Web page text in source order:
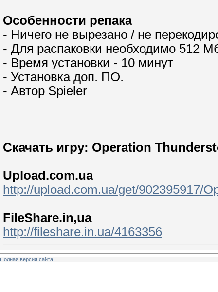
Особенности репака
- Ничего не вырезано / не
- Для распаковки необходимо 512
- Время установки - 10 минут
- Установка доп. ПО.
- Автор Spieler
Скачать игру: Operation
Upload.com.ua
http://upload.com.ua/get/902395917/
FileShare.in,ua
http://fileshare.in.ua/4163356
Полная версия сайта